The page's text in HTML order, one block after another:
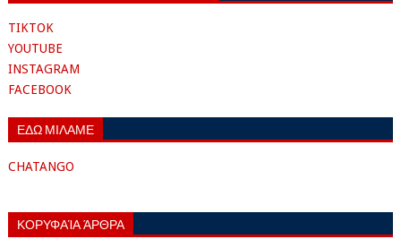
TIKTOK
YOUTUBE
INSTAGRAM
FACEBOOK
ΕΔΩ ΜΙΛΑΜΕ
CHATANGO
ΚΟΡΥΦΑΊΑ ΆΡΘΡΑ